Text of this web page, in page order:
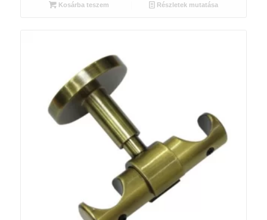
Kosárba teszem Részletek mutatása